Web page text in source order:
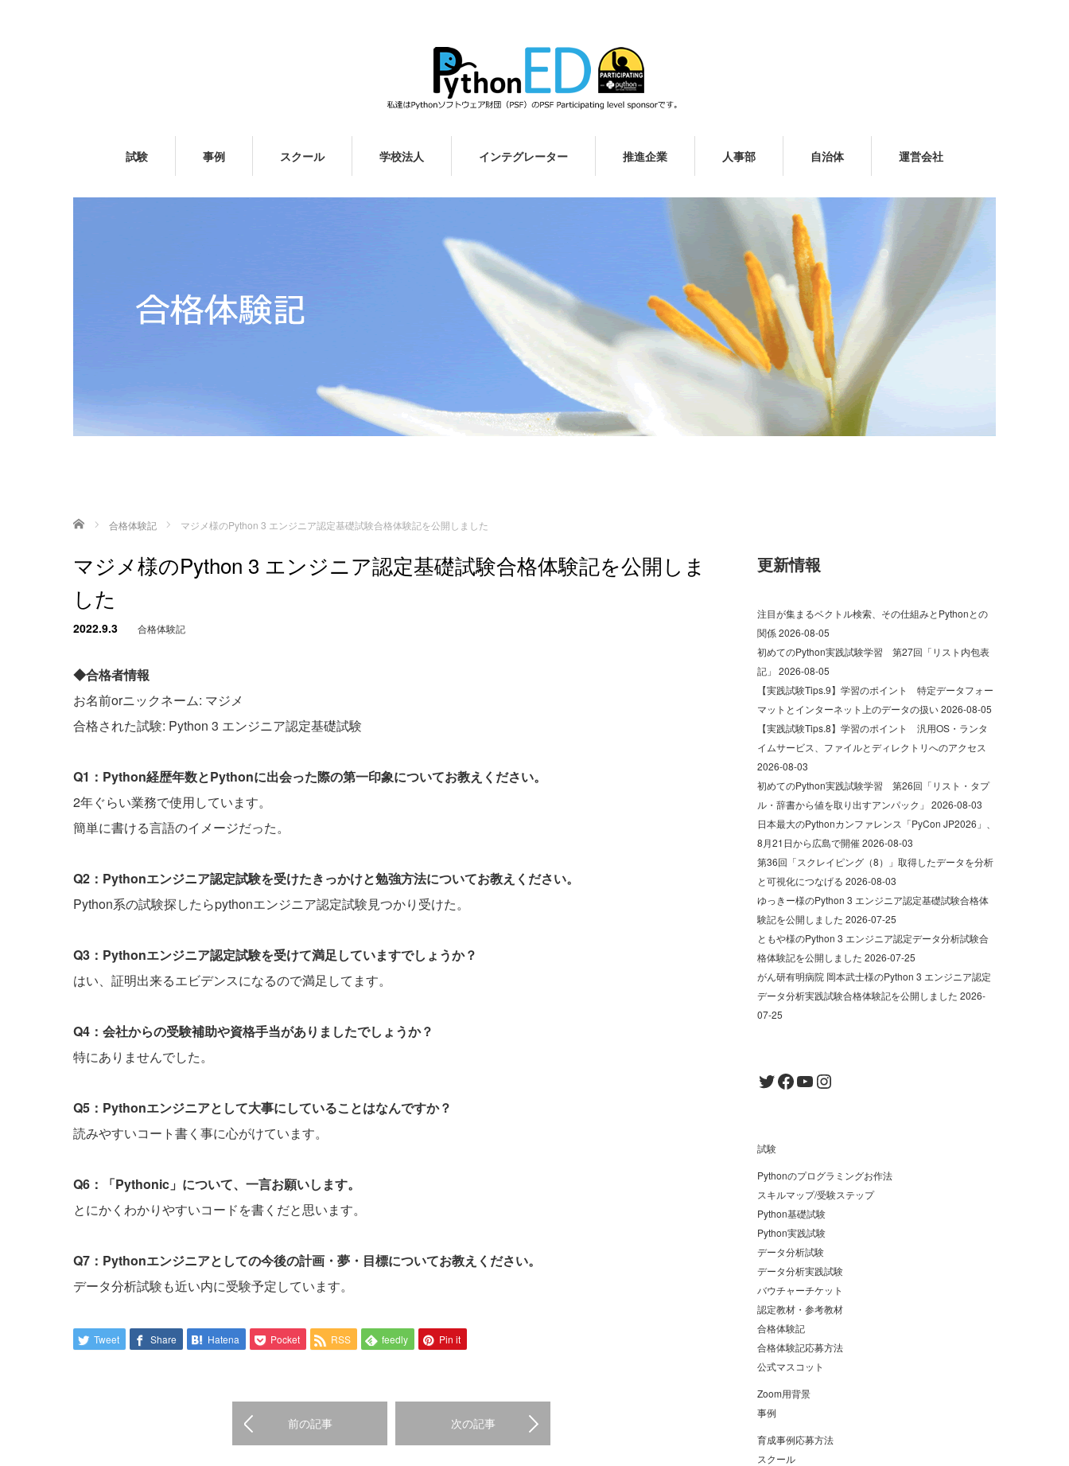
試験 事例 スクール 学校法人 インテグレーター 推進企業 人事部 自治体 運営会社
ホーム 合格体験記 マジメ様のPython 3 エンジニア認定基礎試験合格体験記を公開しました
マジメ様のPython 3 エンジニア認定基礎試験合格体験記を公開しま
した
2022.9.3 合格体験記
◆合格者情報
お名前orニックネーム: マジメ
合格された試験: Python 3 エンジニア認定基礎試験
Q1：Python経歴年数とPythonに出会った際の第一印象についてお教えください。
2年ぐらい業務で使用しています。
簡単に書ける言語のイメージだった。
Q2：Pythonエンジニア認定試験を受けたきっかけと勉強方法についてお教えください。
Python系の試験探したらpythonエンジニア認定試験見つかり受けた。
Q3：Pythonエンジニア認定試験を受けて満足していますでしょうか？
はい、証明出来るエビデンスになるので満足してます。
Q4：会社からの受験補助や資格手当がありましたでしょうか？
特にありませんでした。
Q5：Pythonエンジニアとして大事にしていることはなんですか？
読みやすいコート書く事に心がけています。
Q6：「Pythonic」について、一言お願いします。
とにかくわかりやすいコードを書くだと思います。
Q7：Pythonエンジニアとしての今後の計画・夢・目標についてお教えください。
データ分析試験も近い内に受験予定しています。
Tweet Share Hatena Pocket RSS feedly Pin it
前の記事 次の記事
更新情報
注目が集まるベクトル検索、その仕組みとPythonとの
関係2026-08-05
初めてのPython実践試験学習 第27回「リスト内包表
記」 2026-08-05
【実践試験Tips.9】学習のポイント 特定データフォー
マットとインターネット上のデータの扱い2026-08-05
【実践試験Tips.8】学習のポイント 汎用OS・ランタ
イムサービス、ファイルとディレクトリへのアクセス
2026-08-03
初めてのPython実践試験学習 第26回「リスト・タプ
ル・辞書から値を取り出すアンパック」 2026-08-03
日本最大のPythonカンファレンス「PyCon JP2026」、
8月21日から広島で開催2026-08-03
第36回「スクレイピング（8）」取得したデータを分析
と可視化につなげる 2026-08-03
ゆっきー様のPython 3 エンジニア認定基礎試験合格体
験記を公開しました 2026-07-25
ともや様のPython 3 エンジニア認定データ分析試験合
格体験記を公開しました 2026-07-25
がん研有明病院 岡本武士様のPython 3 エンジニア認定
データ分析実践試験合格体験記を公開しました 2026-
07-25
Twitter
Facebook
YouTube
Instagram
試験
Pythonのプログラミングお作法
スキルマップ/受験ステップ
Python基礎試験
Python実践試験
データ分析試験
データ分析実践試験
バウチャーチケット
認定教材・参考教材
合格体験記
合格体験記応募方法
公式マスコット
Zoom用背景
事例
育成事例応募方法
スクール